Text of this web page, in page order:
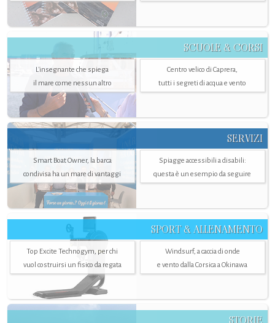
SCUOLE & CORSI
L'insegnante che spiega
il mare come nessun altro
Centro velico di Caprera,
tutti i segreti di acqua e vento
SERVIZI
Smart Boat Owner, la barca
condivisa ha un mare di vantaggi
Spiagge accessibili a disabili:
questa è un esempio da seguire
SPORT & ALLENAMENTO
Top Excite Technogym, per chi
vuol costruirsi un fisico da regata
Windsurf, a caccia di onde
e vento dalla Corsica a Okinawa
STORIE